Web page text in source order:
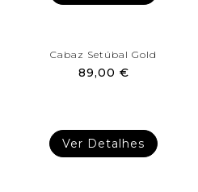
Cabaz Setúbal Gold
89,00 €
Ver Detalhes